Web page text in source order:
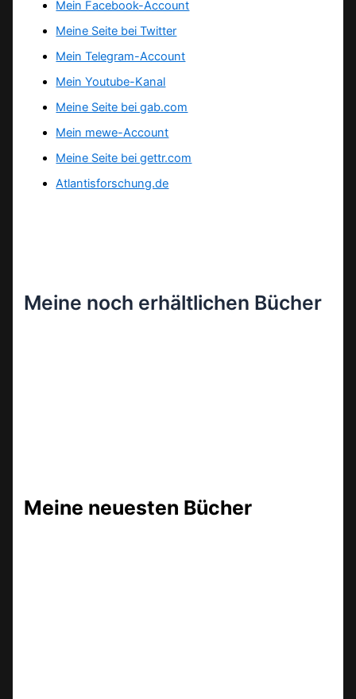
Mein Facebook-Account
Meine Seite bei Twitter
Mein Telegram-Account
Mein Youtube-Kanal
Meine Seite bei gab.com
Mein mewe-Account
Meine Seite bei gettr.com
Atlantisforschung.de
Meine noch erhältlichen Bücher
Meine neuesten Bücher